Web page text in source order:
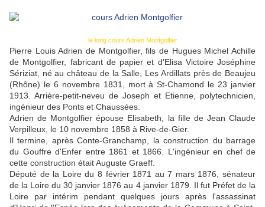
le long cours Adrien Montgolfier
Pierre Louis Adrien de Montgolfier, fils de Hugues Michel Achille
de Montgolfier, fabricant de papier et d'Elisa Victoire Joséphine
Sériziat, né au château de la Salle, Les Ardillats près de Beaujeu
(Rhône) le 6 novembre 1831, mort à St-Chamond le 23 janvier
1913. Arrière-petit-neveu de Joseph et Etienne, polytechnicien,
ingénieur des Ponts et Chaussées.
Adrien de Montgolfier épouse Elisabeth, la fille deJean Claude
Verpilleux, le 10 novembre 1858 à Rive-de-Gier.
Il termine, après Conte-Granchamp, la construction du barrage
du Gouffre d'Enfer entre 1861 et 1866. L'ingénieur en chef de
cette construction était Auguste Graeff.
Député de la Loire du 8 février 1871 au 7 mars 1876, sénateur
de la Loire du 30 janvier 1876 au 4 janvier 1879. Il fut Préfet de la
Loire par intérim pendant quelques jours après l'assassinat